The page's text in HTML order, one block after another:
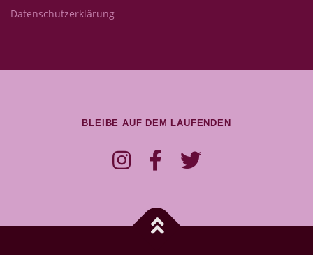
Datenschutzerklärung
BLEIBE AUF DEM LAUFENDEN